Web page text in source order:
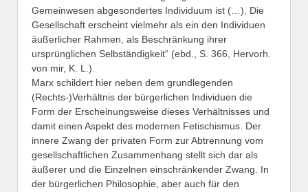
Gemeinwesen abgesondertes Individuum ist (…). Die
Gesellschaft erscheint vielmehr als ein den Individuen
äußerlicher Rahmen, als Beschränkung ihrer
ursprünglichen Selbständigkeit“ (ebd., S. 366, Hervorh.
von mir, K. L.).
Marx schildert hier neben dem grundlegenden
(Rechts-)Verhältnis der bürgerlichen Individuen die
Form der Erscheinungsweise dieses Verhältnisses und
damit einen Aspekt des modernen Fetischismus. Der
innere Zwang der privaten Form zur Abtrennung vom
gesellschaftlichen Zusammenhang stellt sich dar als
äußerer und die Einzelnen einschränkender Zwang. In
der bürgerlichen Philosophie, aber auch für den